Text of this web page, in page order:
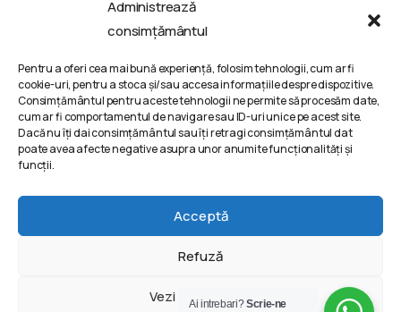
Administrează
consimțământul
Pentru a oferi cea mai bună experiență, folosim tehnologii, cum ar fi
cookie-uri, pentru a stoca și/sau accesa informațiile despre dispozitive.
Consimțământul pentru aceste tehnologii ne permite să procesăm date,
cum ar fi comportamentul de navigare sau ID-uri unice pe acest site.
Dacă nu îți dai consimțământul sau îți retragi consimțământul dat
poate avea afecte negative asupra unor anumite funcționalități și
funcții.
Acceptă
Refuză
Vezi preferințele
Bd. Metalurgiei 132, Bucharest, Romania
Discuta cu un consultant
Termeni si conditii
Politica de Confidentialitate
2025 | VIVINET PRO SRL © All rights reserved @ Powered
Ai intrebari?Scrie-ne